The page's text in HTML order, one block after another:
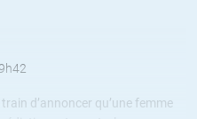
d’annoncer qu’une femme